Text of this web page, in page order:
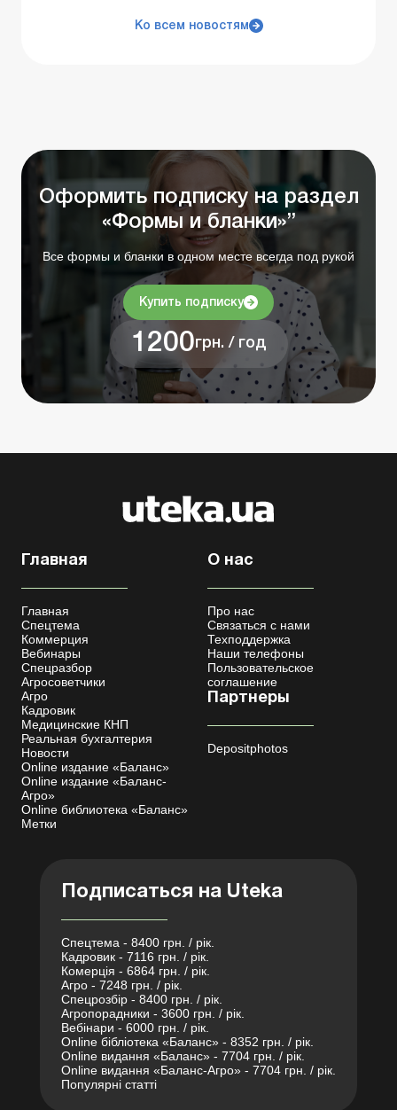
Ко всем новостям
Оформить подписку на раздел
«Формы и бланки»”
Все формы и бланки в одном месте всегда под рукой
Купить подписку
1200грн. / год
Главная
Главная
Спецтема
Коммерция
Вебинары
Спецразбор
Агросоветчики
Агро
Кадровик
Медицинские КНП
Реальная бухгалтерия
Новости
Online издание «Баланс»
Online издание «Баланс-
Агро»
Online библиотека «Баланс»
Метки
О нас
Про нас
Связаться с нами
Техподдержка
Наши телефоны
Пользовательское
соглашение
Партнеры
Depositphotos
Подписаться на Uteka
Спецтема - 8400 грн. / рік.
Кадровик - 7116 грн. / рік.
Комерція - 6864 грн. / рік.
Агро - 7248 грн. / рік.
Спецрозбір - 8400 грн. / рік.
Агропорадники - 3600 грн. / рік.
Вебінари - 6000 грн. / рік.
Online бібліотека «Баланс» - 8352 грн. / рік.
Online видання «Баланс» - 7704 грн. / рік.
Online видання «Баланс-Агро» - 7704 грн. / рік.
Популярні статті